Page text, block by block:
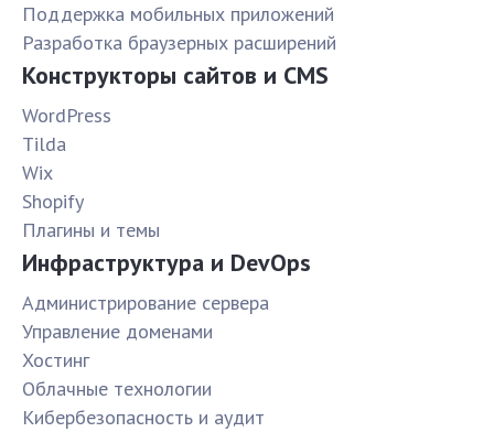
Поддержка мобильных приложений
Разработка браузерных расширений
Конструкторы сайтов и CMS
WordPress
Tilda
Wix
Shopify
Плагины и темы
Инфраструктура и DevOps
Администрирование сервера
Управление доменами
Хостинг
Облачные технологии
Кибербезопасность и аудит